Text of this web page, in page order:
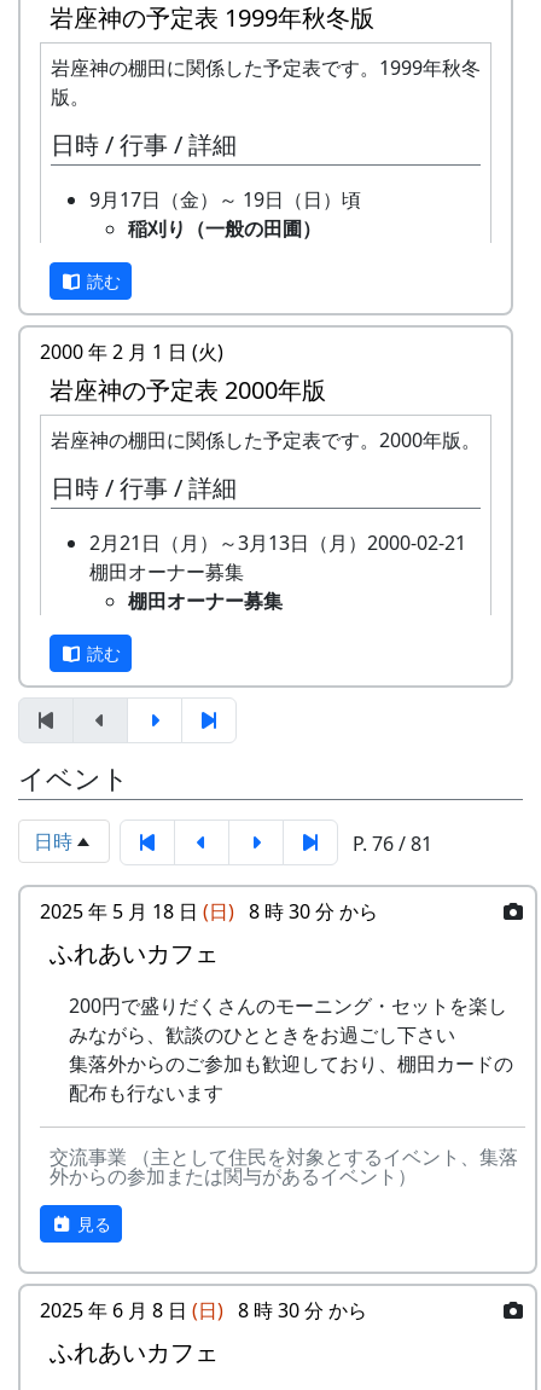
岩座神は「日本の棚田百選」にも選ばれた棚田の
村です。
1997年から岩座神では「棚田オーナー制度」が始
まりました。
「棚田」とはどんなものか、「棚田オーナー制
度」とはどういうものか、ちょっと見ていって下
※ 以下は、主として1997年に作成し、1998年、
1999年、2002年に若干の加筆を行ったもので
す。
棚田オーナー制度とは
まじめに農業に取り組み、自然とふれあう勇気を
持ち、地域になじめる方または家族に、単に米作
りを楽しむだけでなく、美しい景観を誇る岩座神
地区をみんなで守っていくことに積極的に協力し
てもらうために始められた。1区画100平方mで
10区画を募集した。会費は5万円。
「加美町への想い」「志望動機」「自己アピー
ル」などの作文を含む申し込みアンケートを書類
選考し、10組が選ばれた。
栽培の米作りが体験でき、収穫した米は
全部持ち帰ることができる。
加美町の特産品がもらえる(1万円相当)な
オーナーの義務は
田んぼに入って米を作る。
自然とまじめにつきあう。
地域の人たちになじみ、仲良くする。
地区の美しい景観を守るため、美化活動
に積極的に参加する。
田植え、ヒエ引き、月2回の草刈り、刈
り取り、稲木などは自分でやること(田
すき、田ごしらえ、普段の水管理、消
『広報かみ』1997年6月号より
そもそも、棚田(たなだ)とは、どんなも
岩座神の予定表 1999年秋冬版
岩座神の棚田に関係した予定表です。1999年秋冬
版。
日時 / 行事 / 詳細
9月17日（金）～ 19日（日）頃
稲刈り（一般の田圃）
そのまま乾燥機に放り込みます。
9月26日（日）
オーナー田の稲刈り
鎌で刈って、稲木（いなき）に掛け
て、天日干しにします。脱穀はもっ
棚田コンサート
吾。
餅つき・野菜即売
10月3日（日）
蕎麦刈り
ています。（予定変更。17日に延期
されました。）再度、予定変更。や
っぱりやります。というか、やりま
10月9日（土）
五霊神社秋祭り（宵宮）
10月10日（日）
五霊神社秋祭り
10月11日（祝）
オーナー田収穫祭
（もみすり）して玄米にし、袋に詰
めて持ち帰ります。|
案山子コンテスト
今日まで活躍（？）してくれた案山
子のコンテスト。
10月17日（日）
蕎麦刈り
行われました。
12月12日（日）
村老人会の指導のもと、棚田オーナ
読む
2000 年 2 月 1 日 (火)
岩座神の予定表 2000年版
岩座神の棚田に関係した予定表です。2000年版。
日時 / 行事 / 詳細
2月21日（月）～3月13日（月）2000-02-21
棚田オーナー募集
棚田オーナー募集
区画について、新しいオーナーを募
集。
3月24日（金） 2000-03-24 棚田オーナー選
考会
選考会
4月23日（日） 2000-04-23 棚田オーナー対
面式
棚田オーナー対面式
棚田オーナー（都会から米を作りに
来る人たち）と棚田保存会（岩座神
己紹介やら、農業改良普及センター
の人による米作り講習会。そして区
画の抽選が行なわれる。
5月14日（日） 2000-05-14 棚田オーナー田
植え
田植え
水田に入って、苗を手で植える。
6月11日（日） 2000-06-11 棚田オーナー草
刈り、肥料散布
草刈り、肥料散布
石垣や畦道の草刈り、肥料の散布。
7月30日（日）2000-07-30 棚田オーナー草引
き作業 ...
読む
イベント
日時 P. 76 / 81
2025 年 5 月 18 日 (日) 8 時 30 分 から
ふれあいカフェ
200円で盛りだくさんのモーニング・セットを楽し
みながら、歓談のひとときをお過ごし下さい
集落外からのご参加も歓迎しており、棚田カードの
配布も行ないます
交流事業 （主として住民を対象とするイベント、集落
外からの参加または関与があるイベント）
見る
2025 年 6 月 8 日 (日) 8 時 30 分 から
ふれあいカフェ